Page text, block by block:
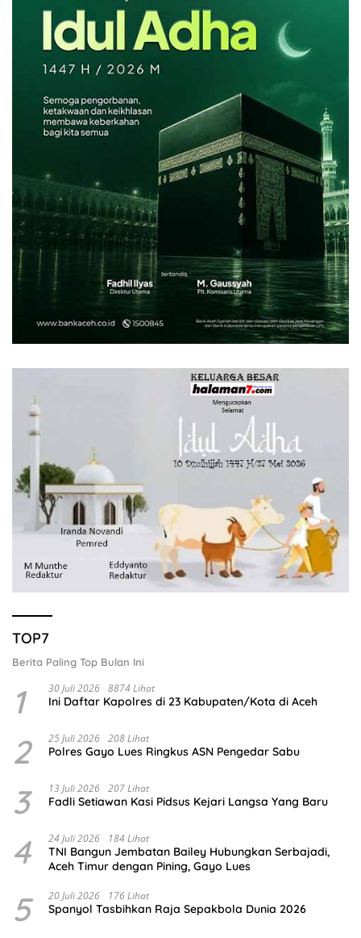
TOP7
Berita Paling Top Bulan Ini
1 30 Juli 2026 8874 Lihat
Ini Daftar Kapolres di 23 Kabupaten/Kota di Aceh
2 25 Juli 2026 208 Lihat
Polres Gayo Lues Ringkus ASN Pengedar Sabu
3 13 Juli 2026 207 Lihat
Fadli Setiawan Kasi Pidsus Kejari Langsa Yang Baru
4 24 Juli 2026 184 Lihat
TNI Bangun Jembatan Bailey Hubungkan Serbajadi,
Aceh Timur dengan Pining, Gayo Lues
5 20 Juli 2026 176 Lihat
Spanyol Tasbihkan Raja Sepakbola Dunia 2026